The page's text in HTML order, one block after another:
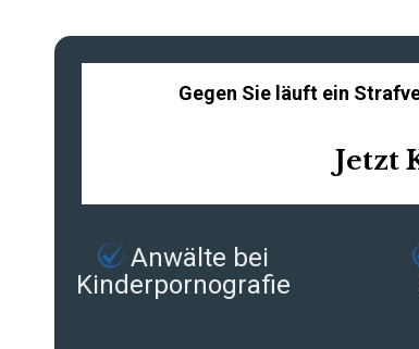
Gegen Sie läuft ein
Jetzt
Anwälte bei
Kinderpornografie